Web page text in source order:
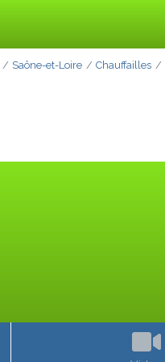
Saône-et-Loire Chauffailles